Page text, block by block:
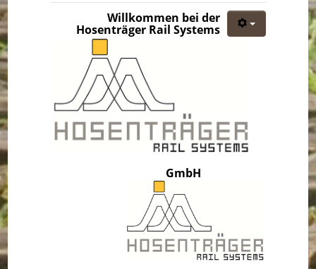
Willkommen bei der
Hosenträger Rail Systems
GmbH